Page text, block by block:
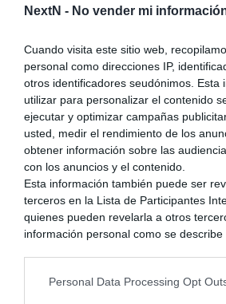
NextN - No vender mi
Cuando visita este sitio web,
personal como direcciones IP,
otros identificadores seudónimos. Esta
utilizar para personalizar el contenido
ejecutar y optimizar campañas
usted, medir el rendimiento de los
obtener información sobre las
con los anuncios y el contenido.
Esta información también puede ser
terceros en la Lista de Participantes
quienes pueden revelarla a otros
información personal como se
generamos contenido relevante para
Personal Data Processing Opt
Comentarios y preguntas